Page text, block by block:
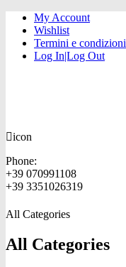
My Account
Wishlist
Termini e condizioni
Log In|Log Out
icon
Phone:
+39 070991108
+39 3351026319
All Categories
All Categories